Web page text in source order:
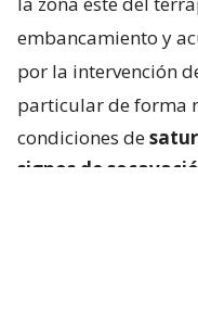
embancamiento y
por la intervención
particular de forma
condiciones de
signos de